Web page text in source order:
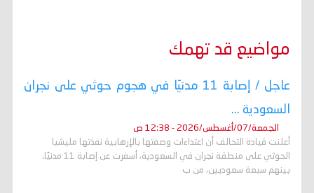
مواضيع قد تهمك
عاجل / إصابة 11 مدنيًا في هجوم حوثي على نجران
السعودية ...
الجمعة/07/أغسطس/2026 - 12:38 ص
أعلنت قيادة التحالف أن اعتداءات وصفتها بالإرهابية نفذتها مليشيا
الحوثي على منطقة نجران في السعودية، أسفرت عن إصابة 11 مدنيًا،
بينهم سبعة سعوديين، من ب